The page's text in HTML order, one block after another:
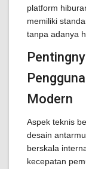
platform
memiliki
tanpa adanya
Modern
Aspek teknis
desain
berskala
kecepatan